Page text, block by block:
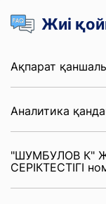
Жиі
Ақпарат
Аналитика
"ШУМБУЛОВ К"
СЕРІКТЕСТІГІ